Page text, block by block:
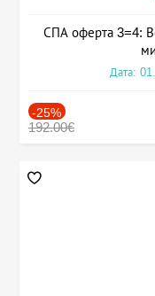
СПА оферта 3=4:
Дата:
-25%
192.00€